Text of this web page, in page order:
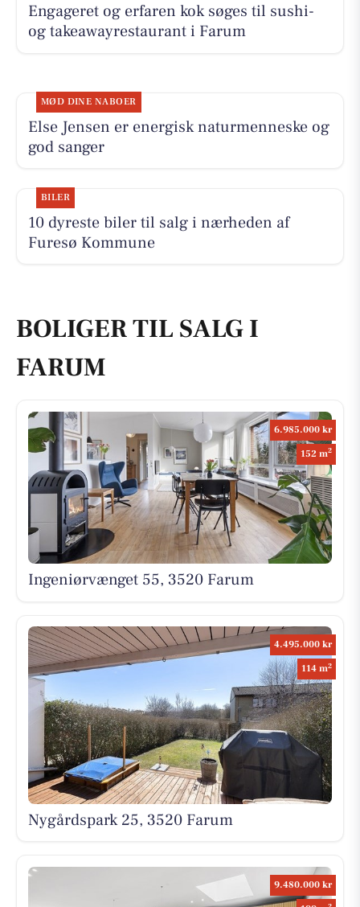
Engageret og erfaren kok søges til sushi-
og takeawayrestaurant i Farum
MØD DINE NABOER
Else Jensen er energisk naturmenneske og
god sanger
BILER
10 dyreste biler til salg i nærheden af
Furesø Kommune
BOLIGER TIL SALG I
FARUM
6.985.000 kr
152 m2
Ingeniørvænget 55, 3520 Farum
4.495.000 kr
114 m2
Nygårdspark 25, 3520 Farum
9.480.000 kr